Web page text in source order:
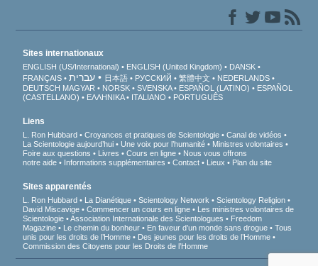
Sites internationaux
ENGLISH (US/International) ENGLISH (United Kingdom)
DANSK
FRANÇAIS
עברית 日本語 РУССКИЙ 繁體中文
NEDERLANDS
DEUTSCH MAGYAR NORSK SVENSKA ESPAÑOL (LATINO)
ESPAÑOL
(CASTELLANO)
ΕΛΛΗΝΙΚA ITALIANO PORTUGUÊS
Liens
L. Ron Hubbard Croyances et pratiques de Scientologie
Canal de vidéos
La Scientologie aujourd’hui
Une voix pour l’humanité
Ministres volontaires
Foire aux questions
Livres Cours en ligne
Nous vous offrons
notre aide
Informations supplémentaires Contact Lieux Plan du site
Sites apparentés
L. Ron Hubbard La Dianétique Scientology Network
Scientology Religion
David Miscavige
Commencer un cours en ligne
Les ministres volontaires de
Scientologie
Association Internationale des Scientologues
Freedom
Magazine
Le chemin du bonheur En faveur d’un monde sans drogue
Tous
unis pour les droits de l’Homme
Des jeunes pour les droits de l’Homme
Commission des Citoyens pour les Droits de l’Homme